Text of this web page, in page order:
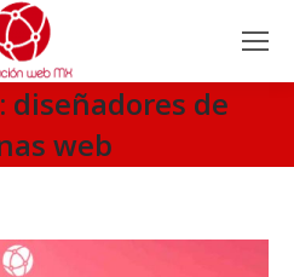
diseñadores de
web